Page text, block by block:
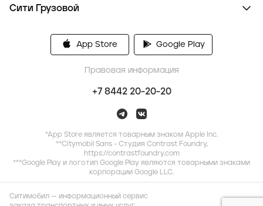
Сити Грузовой
App Store Google Play
Правовая информация
+7 8442 20-20-20
*App Store является товарным знаком Apple Inc.
**Citymobil Sans - Студия Contrast Foundry,
https://contrastfoundry.com
***Google Play и логотип Google Play являются товарными знаками
корпорации Google LLC.
Ситимобил — информационный сервис